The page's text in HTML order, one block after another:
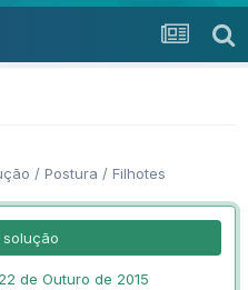
/ Postura / Filhotes
22 de Outuro de 2015